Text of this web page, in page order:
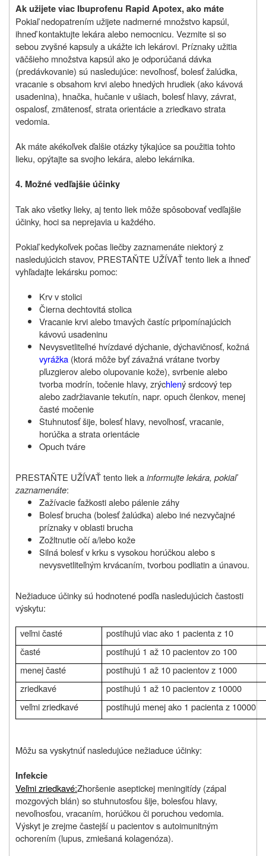
Ak užijete viac Ibuprofenu Rapid Apotex, ako máte
Pokiaľ nedopatrením užijete nadmerné množstvo kapsúl,
ihneď kontaktujte lekára alebo nemocnicu. Vezmite si so
sebou zvyšné kapsuly a ukážte ich lekárovi. Príznaky užitia
väčšieho množstva kapsúl ako je odporúčaná dávka
(predávkovanie) sú nasledujúce: nevoľnosť, bolesť žalúdka,
vracanie s obsahom krvi alebo hnedých hrudiek (ako kávová
usadenina), hnačka, hučanie v ušiach, bolesť hlavy, závrat,
ospalosť, zmätenosť, strata orientácie a zriedkavo strata
vedomia.
Ak máte akékoľvek ďalšie otázky týkajúce sa použitia tohto
lieku, opýtajte sa svojho lekára, alebo lekárnika.
4. Možné vedľajšie účinky
Tak ako všetky lieky, aj tento liek môže spôsobovať vedľajšie
účinky, hoci sa neprejavia u každého.
Pokiaľkedykoľvek počas liečbyzaznamenáte niektorý z
nasledujúcich stavov, PRESTAŇTE UŽÍVAŤ tento liek aihneď
vyhľadajte lekársku pomoc:
Krv v stolici
Čierna dechtovitá stolica
Vracanie krvi alebo tmavých častíc pripomínajúcich
kávovú usadeninu
Nevysvetliteľné hvízdavé dýchanie, dýchavičnosť, kožná
vyrážka (ktorá môže byť závažná vrátane tvorby
pľuzgierov alebo olupovanie kože), svrbenie alebo
tvorba modrín, točenie hlavy, zrýchlený srdcový tep
alebo zadržiavanie tekutín, napr. opuch členkov, menej
časté močenie
Stuhnutosť šije, bolesť hlavy, nevoľnosť, vracanie,
horúčka a strata orientácie
Opuch tváre
PRESTAŇTE UŽÍVAŤ tento liek ainformujte lekára, pokiaľ
zaznamenáte:
Zažívacie ťažkosti alebo pálenie záhy
Bolesť brucha (bolesť žalúdka) alebo iné nezvyčajné
príznaky v oblasti brucha
Zožltnutie očí a/lebo kože
Silná bolesť v krku s vysokou horúčkou alebo s
nevysvetliteľným krvácaním, tvorbou podliatin a únavou.
Nežiaduce účinky sú hodnotené podľa nasledujúcich častosti
výskytu:
veľmi časté
postihujú viac ako 1 pacienta z 10
časté
postihujú 1 až 10 pacientov zo 100
menej časté
postihujú 1 až 10 pacientov z 1000
zriedkavé
postihujú 1 až 10 pacientov z 10000
veľmi zriedkavé
postihujú menej ako 1 pacienta z 10000
Môžu sa vyskytnúť nasledujúce nežiaduce účinky:
Infekcie
Veľmi zriedkavé:Zhoršenieaseptickej meningitídy (zápal
mozgových blán) so stuhnutosťou šije, bolesťou hlavy,
nevoľnosťou, vracaním, horúčkou či poruchou vedomia.
Výskyt je zrejme častejší u pacientov s autoimunitným
ochorením (lupus, zmiešaná kolagenóza).